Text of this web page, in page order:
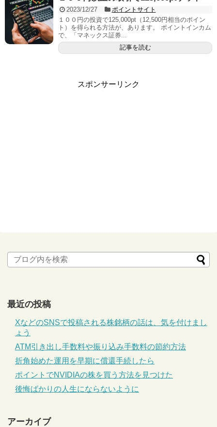
2023/12/27
ポイントサイト
１００円の投資で125,000pt（12,500円相当のポイン
ト）を得られる方法が、あります。 ポイントインカム
で、「マネックス証券...
記事を読む
スポンサーリンク
最近の投稿
XなどのSNSで投稿される株銘柄の話は、気を付けまし
ょう
ATM引き出し手数料や振り込み手数料の節約方法
折角始めた運用を早期に償還手続したら
ポイントでNVIDIAの株を買う方法を見つけた
後悔ばかりの人生にならないように
アーカイブ